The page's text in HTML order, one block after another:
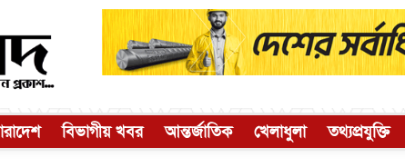
বিভাগীয় খবর আন্তর্জাতিক খেলাধুলা তথ্যপ্রযুক্তি